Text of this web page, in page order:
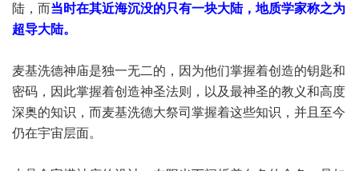
陆，而当时在其近海沉没的只有一块大陆，地质学家称之为
超导大陆。
麦基洗德神庙是独一无二的，因为他们掌握着创造的钥匙和
密码，因此掌握着创造神圣法则，以及最神圣的教义和高度
深奥的知识，而麦基洗德大祭司掌握着这些知识，并且至今
仍在宇宙层面。